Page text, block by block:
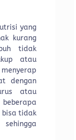
yang
kurang
tidak
atau
dengan
atau
bisa tidak